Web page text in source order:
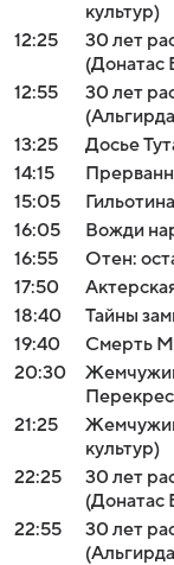
культур)
12:25
30 лет
(Донатас
12:55
30 лет
13:25
Досье
14:15
15:05
16:05
Вожди
16:55
Отен:
17:50
18:40
Тайны
19:40
Смерть
20:30
21:25
культур)
22:25
30 лет
(Донатас
22:55
30 лет